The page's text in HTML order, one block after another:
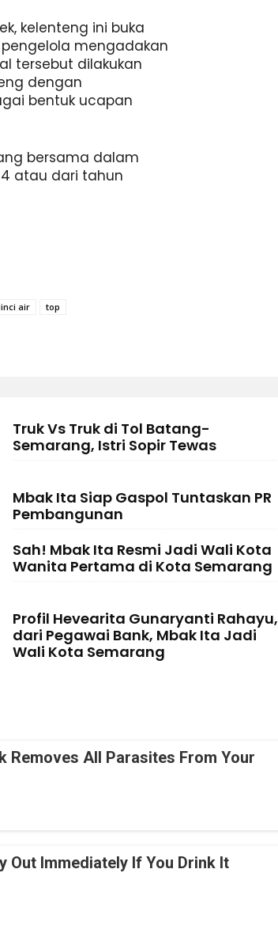
kelenteng ini buka
mengadakan
tersebut dilakukan
dengan
bentuk ucapan
bersama dalam
atau dari tahun
air top
Truk Vs Truk di Tol Batang-
Semarang, Istri Sopir Tewas
Mbak Ita Siap Gaspol Tuntaskan PR
Pembangunan
Sah! Mbak Ita Resmi Jadi Wali Kota
Wanita Pertama di Kota Semarang
Profil Hevearita Gunaryanti Rahayu,
dari Pegawai Bank, Mbak Ita Jadi
Wali Kota Semarang
Removes All Parasites From Your
Out Immediately If You Drink It